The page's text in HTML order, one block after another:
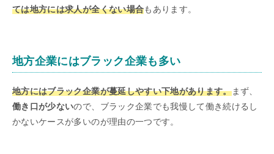
ては地方には求人が全くない場合もあります。
地方企業にはブラック企業も多い
地方にはブラック企業が蔓延しやすい下地があります。まず、
働き口が少ないので、ブラック企業でも我慢して働き続けるし
かないケースが多いのが理由の一つです。